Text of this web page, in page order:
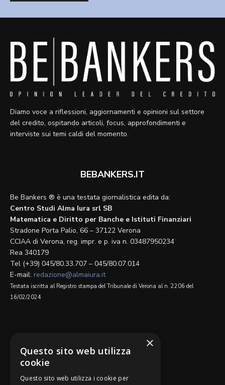
Diamo voce a riflessioni, aggiornamenti e opinioni sul settore
del credito, ospitando articoli, focus, approfondimenti e
interviste sui temi caldi del momento.
BEBANKERS.IT
Be Bankers ® è una testata giornalistica edita da:
Centro Studi Alma Iura srl SB
Matematica e Diritto per Banche e Istituti Finanziari
Stradone Porta Palio, 66 – 37122 Verona
CCIAA di Verona, reg. impr. e p. iva n. 03487950234
Rea 340179
Tel (+39) 045/80.33.707 – 045/80.07.014
E-mail: redazione@almaiura.it
Testata iscritta al Registro stampa del Tribunale di Verona al n. 2206 del
16/02/2024
×
Questo sito web utilizza
cookie
Questo sito web utilizza i cookie per